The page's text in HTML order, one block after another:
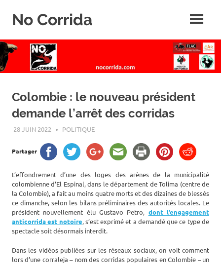
No Corrida
de
la
corrida
Colombie : le nouveau président
demande l’arrêt des corridas
28 JUIN 2022 ROGER LAHANA
POLITIQUE
Partager
L’effondrement d’une des loges des arènes de la municipalité
colombienne d’El Espinal, dans le département de Tolima (centre de
la Colombie), a fait au moins quatre morts et des dizaines de blessés
ce dimanche, selon les bilans préliminaires des autorités locales. Le
président nouvellement élu Gustavo Petro, dont l’engagement
anticorrida est notoire, s’est exprimé et a demandé que ce type de
spectacle soit désormais interdit.
Dans les vidéos publiées sur les réseaux sociaux, on voit comment
lors d’une corraleja – nom des corridas populaires en Colombie – un